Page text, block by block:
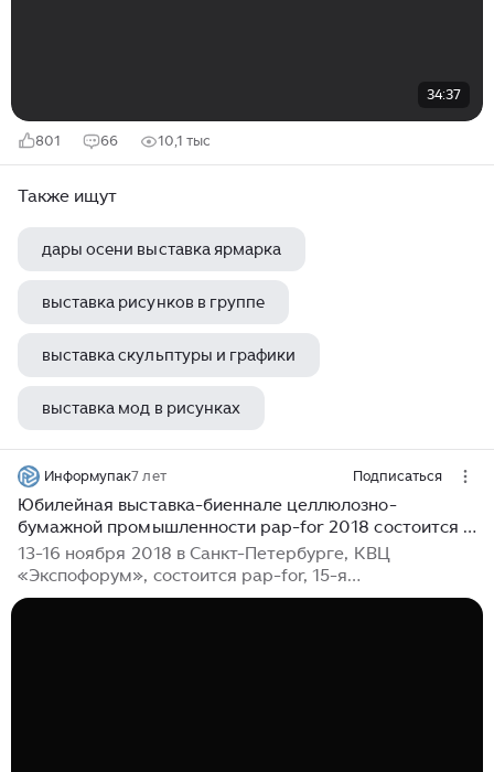
34:37
801 66 10,1 тыс
Также ищут
дары осени выставка ярмарка
выставка рисунков в группе
выставка скульптуры и графики
выставка мод в рисунках
Информупак7 лет Подписаться
Юбилейная выставка-биеннале целлюлозно-
бумажной промышленности pap-for 2018 состоится в
Санкт-Петербурге
13-16 ноября 2018 в Санкт-Петербурге, КВЦ
«Экспофорум», состоится pap-for, 15-я
международная выставка и форум целлюлозно-